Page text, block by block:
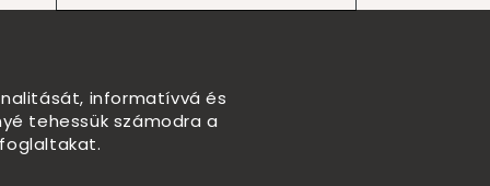
informatívvá és
tehessük számodra a
foglaltakat.